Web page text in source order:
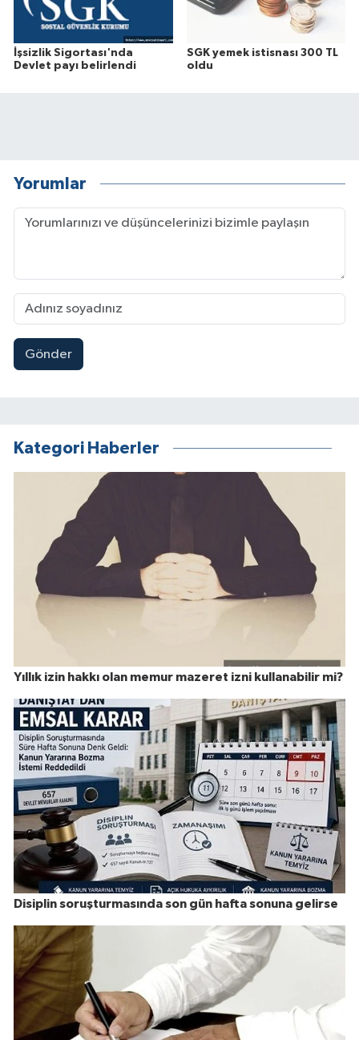
İşsizlik Sigortası'nda
Devlet payı belirlendi
SGK yemek istisnası 300 TL
oldu
Yorumlar
Gönder
Kategori Haberler
Yıllık izin hakkı olan memur mazeret izni kullanabilir mi?
Disiplin soruşturmasında son gün hafta sonuna gelirse